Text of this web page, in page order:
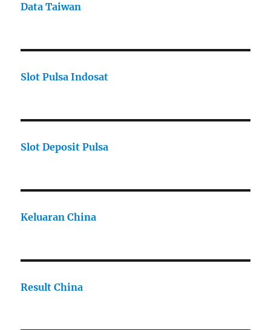
Data Taiwan
Slot Pulsa Indosat
Slot Deposit Pulsa
Keluaran China
Result China